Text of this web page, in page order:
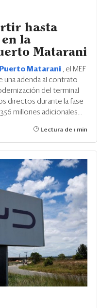
hasta
la
Matarani
Puerto Matarani
, el MEF
una adenda al contrato
del terminal
directos durante la fase
millones adicionales...
Lectura de 1 min